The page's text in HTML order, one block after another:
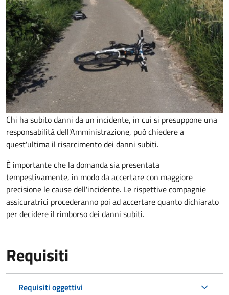
Chi ha subito danni da un incidente, in cui si presuppone una
responsabilità dell'Amministrazione, può chiedere a
quest'ultima il risarcimento dei danni subiti.
È importante che la domanda sia presentata
tempestivamente, in modo da accertare con maggiore
precisione le cause dell'incidente. Le rispettive compagnie
assicuratrici procederanno poi ad accertare quanto dichiarato
per decidere il rimborso dei danni subiti.
Requisiti
Requisiti oggettivi